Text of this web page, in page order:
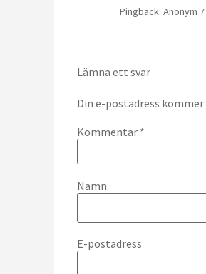
Pingback: Anonym
Lämna ett svar
Din e-postadress
Kommentar *
Namn
E-postadress